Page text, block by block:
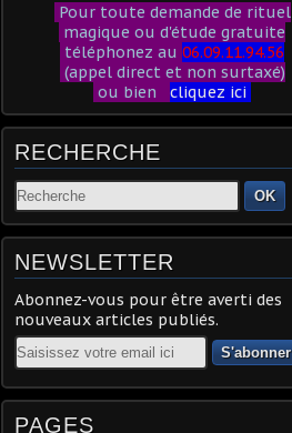
Pour toute demande de rituel
magique ou d'étude gratuite
téléphonez au 06.09.11.94.56
(appel direct et non surtaxé)
ou bien cliquez ici
RECHERCHE
OK
NEWSLETTER
Abonnez-vous pour être averti des
nouveaux articles publiés.
Email
PAGES